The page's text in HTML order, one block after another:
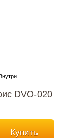
DVO-020
Купить